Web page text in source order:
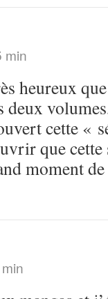
min
heureux
deux
cette «
que
moment